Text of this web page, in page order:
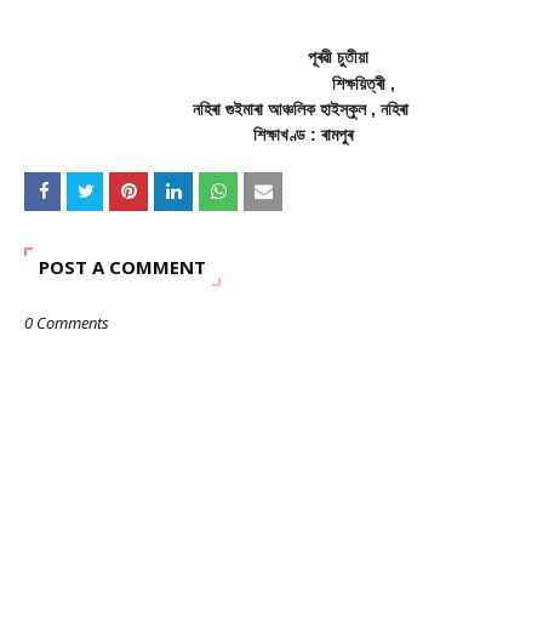
পূৰৱী চুতীয়া
শিক্ষয়িত্ৰী ,
নহিৰা গুইমাৰা আঞ্চলিক হাইস্কুল , নহিৰা
শিক্ষাখণ্ড : ৰামপুৰ
POST A COMMENT
0 Comments